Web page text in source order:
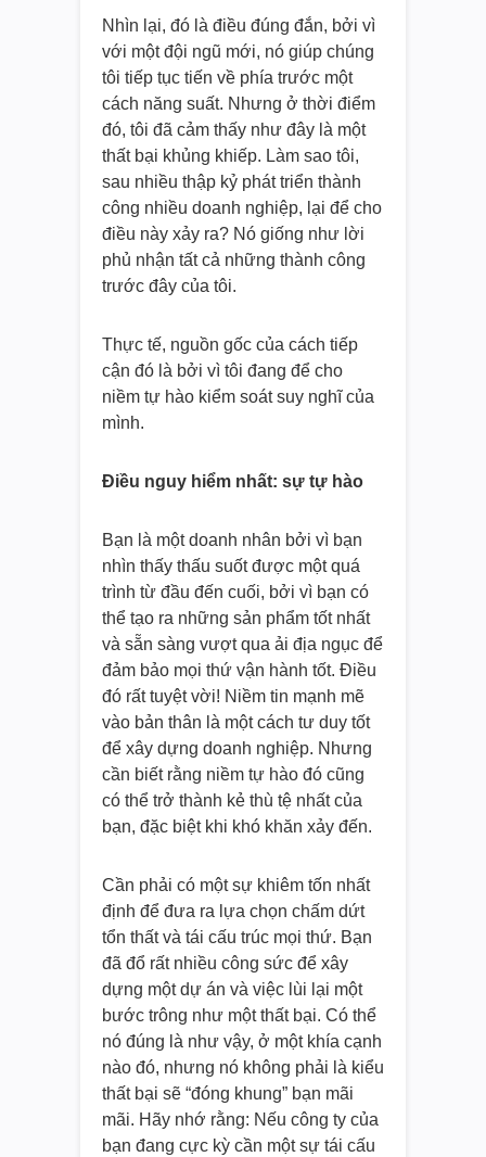
Nhìn lại, đó là điều đúng đắn, bởi vì
với một đội ngũ mới, nó giúp chúng
tôi tiếp tục tiến về phía trước một
cách năng suất. Nhưng ở thời điểm
đó, tôi đã cảm thấy như đây là một
thất bại khủng khiếp. Làm sao tôi,
sau nhiều thập kỷ phát triển thành
công nhiều doanh nghiệp, lại để cho
điều này xảy ra? Nó giống như lời
phủ nhận tất cả những thành công
trước đây của tôi.
Thực tế, nguồn gốc của cách tiếp
cận đó là bởi vì tôi đang để cho
niềm tự hào kiểm soát suy nghĩ của
mình.
Điều nguy hiểm nhất: sự tự hào
Bạn là một doanh nhân bởi vì bạn
nhìn thấy thấu suốt được một quá
trình từ đầu đến cuối, bởi vì bạn có
thể tạo ra những sản phẩm tốt nhất
và sẵn sàng vượt qua ải địa ngục để
đảm bảo mọi thứ vận hành tốt. Điều
đó rất tuyệt vời! Niềm tin mạnh mẽ
vào bản thân là một cách tư duy tốt
để xây dựng doanh nghiệp. Nhưng
cần biết rằng niềm tự hào đó cũng
có thể trở thành kẻ thù tệ nhất của
bạn, đặc biệt khi khó khăn xảy đến.
Cần phải có một sự khiêm tốn nhất
định để đưa ra lựa chọn chấm dứt
tổn thất và tái cấu trúc mọi thứ. Bạn
đã đổ rất nhiều công sức để xây
dựng một dự án và việc lùi lại một
bước trông như một thất bại. Có thể
nó đúng là như vậy, ở một khía cạnh
nào đó, nhưng nó không phải là kiểu
thất bại sẽ “đóng khung” bạn mãi
mãi. Hãy nhớ rằng: Nếu công ty của
bạn đang cực kỳ cần một sự tái cấu